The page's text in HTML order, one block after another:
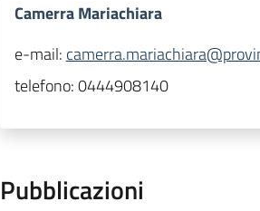
Camerra Mariachiara
e-mail:
telefono:0444908140
Pubblicazioni